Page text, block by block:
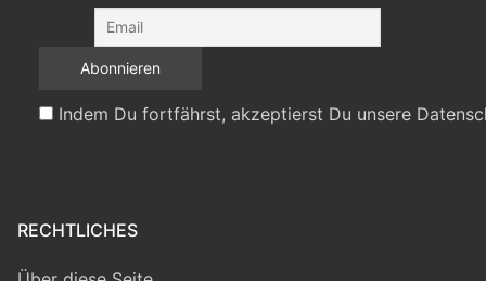
Indem Du fortfährst, akzeptierst Du unsere
RECHTLICHES